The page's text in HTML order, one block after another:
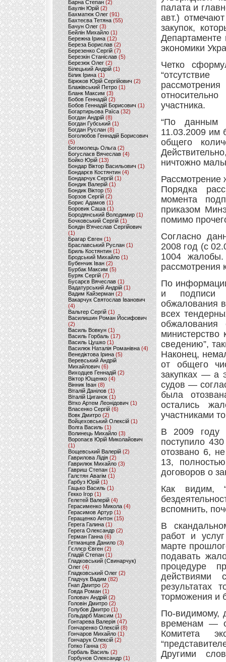
Барна Степан (2)
Баулін Юрій (2)
Бахматюк Олег (91)
Бахтеєва Тетяна(55)
Бачун Олег (3)
Бейлін Михайло (1)
Бережна Ірина(12)
Береза Борислав(2)
Березенко Сергій (7)
Березкін Станіслав (5)
Березюк Олег(2)
Білецький Андрій (1)
Білик Ірина (1)
Бірюков Юрій Сергійович (2)
Блажівський Петро (1)
Бланк Максим(3)
Бобов Геннадій (2)
Бобов Геннадій Борисович (1)
Богартирьова Раїса (32)
Богдан Андрій(8)
Богдан Губський (1)
Богдан Руслан(8)
Боголюбов Геннадій Борисович
(5)
Богомолець Ольга (2)
Богуслаєв Вячеслав (4)
Бойко Юрій (13)
Бондар Віктор Васильович (1)
Бондарєв Костянтин (4)
Бондарчук Сергій(1)
Бондик Валерій (1)
Бондик Віктор(5)
Борзов Сергiй (2)
Борис Адамов(1)
Боровик Саша (1)
Бородянський Володимир (1)
Бочковський Сергій (1)
Боядін В'ячеслав Сергійович
(1)
Брагар Євген (1)
Браславський Руслан (1)
Бриль Костянтин (1)
Бродський Михайло (1)
Бубенчик Іван(2)
Бурбак Максим (5)
Буряк Сергій (7)
Бусарєв Вячеслав (1)
Вадатурський Андрій (1)
Вадим Кайзерман (2)
Вакарчук Святослав Іванович
(4)
Вальтер Сергій (1)
Василишин Роман Йосифович
(2)
Василь Вовкун (1)
Василь Горбаль (17)
Василь Цушко (1)
Василюк Наталія Романівна (4)
Венедіктова Ірина(5)
Веревський Андрій
Михайлович (6)
Виходцев Геннадій (2)
Віктор Ющенко (4)
Вінник Іван (8)
Віталій Данілов (1)
Віталій Циганок (1)
Вітко Артем Леонідович(1)
Власенко Сергій (6)
Вовк Дмитро(2)
Войцеховський Олексій(1)
Волга Василь (1)
Волинець Михайло (3)
Воропаєв Юрій Миколайович
(1)
Вощевський Валерій(2)
Гаврилова Лідія (2)
Гаврилюк Михайло (3)
Гавриш Степан (1)
Галстян Авагім (1)
Гарбуз Юрій (1)
Гацько Василь (1)
Гекко Ігор(1)
Гелетей Валерій (4)
Герасименко Микола (4)
Герасимов Артур (1)
Геращенко Антон(15)
Герега Галина (1)
Герега Олександр (2)
Герман Ганна (6)
Гетманцев Данило (3)
Гєллєр Євген (2)
Гладій Степан(1)
Гладковський (Свинарчук)
Олег (4)
Гладковський Олег (2)
Гладчук Вадим (82)
Гнап Дмитро (2)
Говда Роман(1)
Головач Андрій (2)
Головін Дмитро (2)
Голубов Дмитро (1)
Гольдарб Максим(1)
Гонтарева Валерія (47)
Гончаренко Олексій(8)
Гончаров Михайло (1)
Гончарук Олексій (2)
Гопко Ганна (3)
Горбаль Василь (2)
Горбунов Олександр (1)
палата и
авт.)
закупок,
Департаменте
экономики
Четко
участника.
“По данным
11.03.2009 им
общего
ничтожно
Рассмотрение
Порядка
момента
приказом
помимо
Согласно
2008 год (с
1004
рассмотрения
По
и подписи
обжалования
всех
обжалования
сведению”,
Наконец,
от общего
закупках — а
судов —
была
остались
участниками
В 2009 году
поступило
отозвано 6,
13,
договоров о
Как видим,
вспомнить,
В
работ и
марте
подавать
процедуре
действиями
результатах
торможения и
По-видимому,
временам —
Комитета
Другими